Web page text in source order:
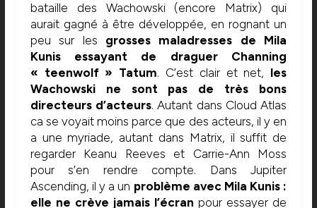
bataille des Wachowski (encore Matrix) qui
aurait gagné à être développée, en rognant un
peu sur les grosses maladresses de Mila
Kunis essayant de draguer Channing
« teenwolf » Tatum. C’est clair et net, les
Wachowski ne sont pas de très bons
directeurs d’acteurs. Autant dans Cloud Atlas
ca se voyait moins parce que des acteurs, il y en
a une myriade, autant dans Matrix, il suffit de
regarder Keanu Reeves et Carrie-Ann Moss
pour s’en rendre compte. Dans Jupiter
Ascending, il y a un problème avec Mila Kunis :
elle ne crève jamais l’écran pour essayer de